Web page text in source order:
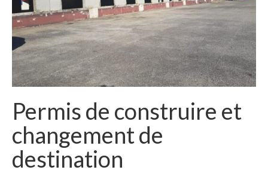
Permis de construire et
changement de
destination